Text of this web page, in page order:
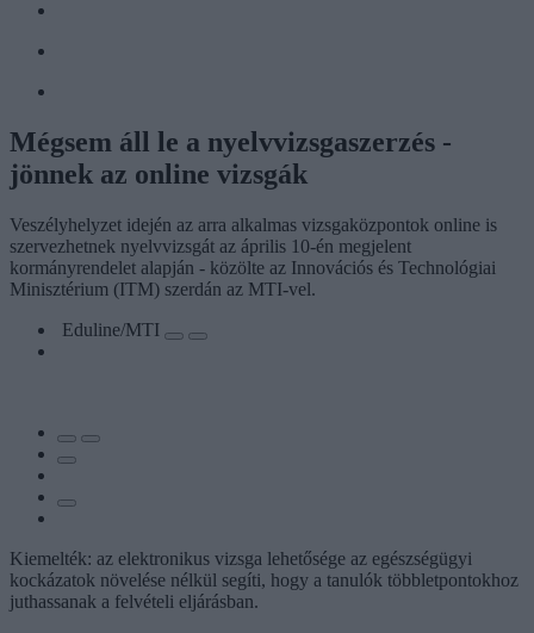
Mégsem áll le a nyelvvizsgaszerzés -
jönnek az online vizsgák
Veszélyhelyzet idején az arra alkalmas vizsgaközpontok online is
szervezhetnek nyelvvizsgát az április 10-én megjelent
kormányrendelet alapján - közölte az Innovációs és Technológiai
Minisztérium (ITM) szerdán az MTI-vel.
Eduline/MTI
Kiemelték: az elektronikus vizsga lehetősége az egészségügyi
kockázatok növelése nélkül segíti, hogy a tanulók többletpontokhoz
juthassanak a felvételi eljárásban.